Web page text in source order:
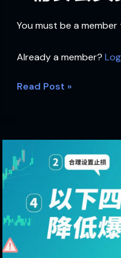
You must be a
Already a member?
Read Post »
以
下
降
爆